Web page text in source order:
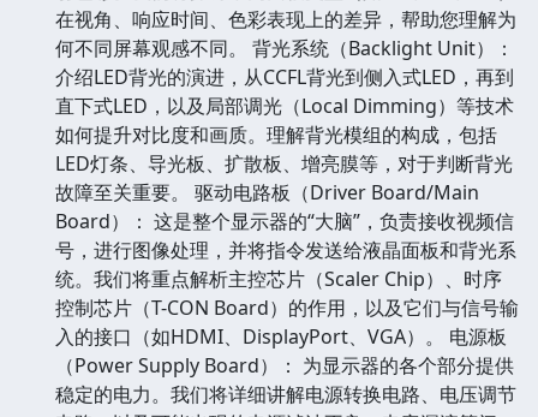
在视角、响应时间、色彩表现上的差异，帮助您理解为
何不同屏幕观感不同。 背光系统（Backlight Unit）：
介绍LED背光的演进，从CCFL背光到侧入式LED，再到
直下式LED，以及局部调光（Local Dimming）等技术
如何提升对比度和画质。理解背光模组的构成，包括
LED灯条、导光板、扩散板、增亮膜等，对于判断背光
故障至关重要。 驱动电路板（Driver Board/Main
Board）： 这是整个显示器的“大脑”，负责接收视频信
号，进行图像处理，并将指令发送给液晶面板和背光系
统。我们将重点解析主控芯片（Scaler Chip）、时序
控制芯片（T-CON Board）的作用，以及它们与信号输
入的接口（如HDMI、DisplayPort、VGA）。 电源板
（Power Supply Board）： 为显示器的各个部分提供
稳定的电力。我们将详细讲解电源转换电路、电压调节